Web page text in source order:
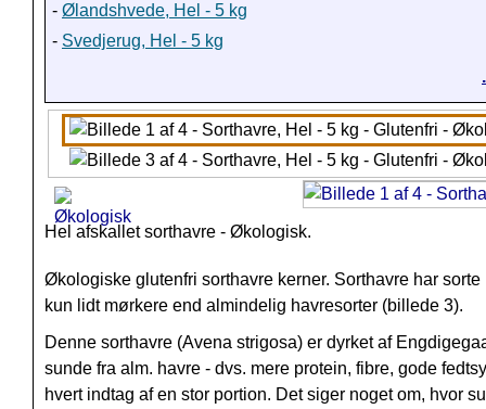
- Ølandshvede, Hel - 5 kg
- Svedjerug, Hel - 5 kg
Hel afskallet sorthavre - Økologisk.
Økologiske glutenfri sorthavre kerner. Sorthavre har
kun lidt mørkere end almindelig havresorter (billede 3).
Denne sorthavre (Avena strigosa) er dyrket af
sunde fra alm. havre - dvs. mere protein, fibre, gode
hvert indtag af en stor portion. Det siger noget om, hvor